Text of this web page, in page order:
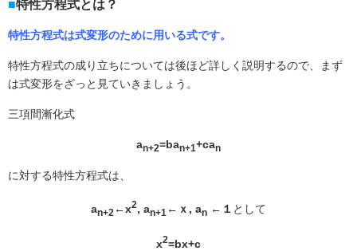
特性方程式とは？
特性方程式は式変形のために用いる式です。
特性方程式の成り立ちについては後ほど詳しく説明するので、まず
は式変形をざっと見ていきましょう。
三項間漸化式
an+2=ban+1+can
に対する特性方程式は、
an+2 ←x2, an+1 ←ｘ, an ←１ として
x2=bx+c